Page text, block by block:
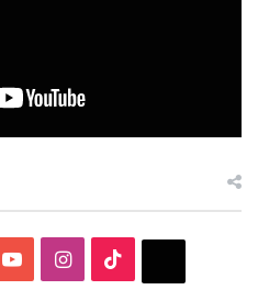
YouTubeInstagram